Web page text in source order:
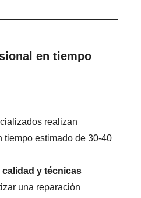
en tiempo
realizan
tiempo estimado de 30-40
calidad y técnicas
una reparación